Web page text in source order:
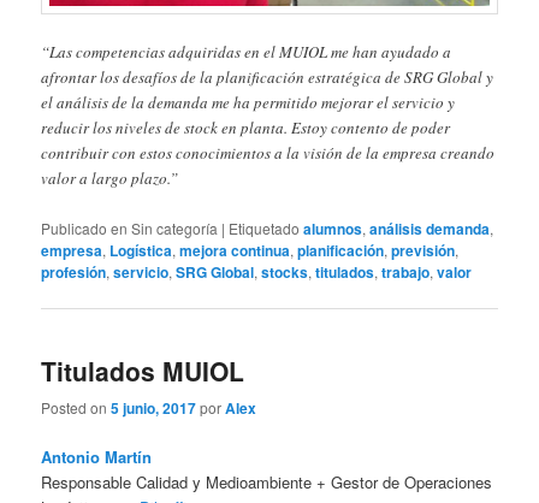
“Las competencias adquiridas en el MUIOL me han ayudado a
afrontar los desafíos de la planificación estratégica de SRG Global y
el análisis de la demanda me ha permitido mejorar el servicio y
reducir los niveles de stock en planta. Estoy contento de poder
contribuir con estos conocimientos a la visión de la empresa creando
valor a largo plazo.”
Publicado en Sin categoría | Etiquetado alumnos,análisis demanda,
empresa, Logística,mejora continua,planificación,previsión,
profesión,servicio,SRG Global,stocks,titulados,trabajo,valor
Titulados MUIOL
Posted on5 junio, 2017porAlex
Antonio Martín
Responsable Calidad y Medioambiente + Gestor de Operaciones